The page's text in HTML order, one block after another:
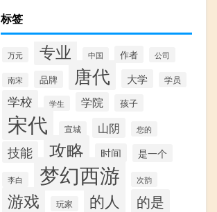
标签
万元 专业 中国 作者 公司
南宋 品牌 唐代 大学 学员
学校 学生 学院 孩子
宋代 宣城 山阴 您的
技能 攻略 时间 是一个
李白 梦幻西游 次韵
游戏 玩家 的人 的是